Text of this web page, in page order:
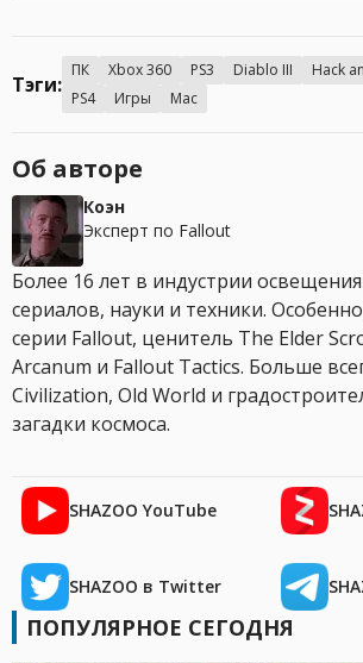
Тэги:
ПК Xbox 360 PS3 Diablo III Hack
PS4
Игры Mac
Об авторе
Коэн
Эксперт по Fallout
Более 16 лет в индустрии
сериалов, науки и техники.
серии Fallout, ценитель The Elder
Arcanum и Fallout Tactics. Больше
Civilization, Old World и
загадки космоса.
SHAZOO YouTube
SHAZOO в Twitter
ПОПУЛЯРНОЕ СЕГОДНЯ